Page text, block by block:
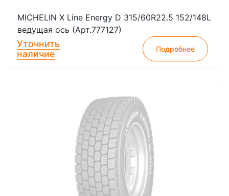
MICHELIN X Line Energy D 315/60R22.5 152/148L
ведущая ось (Арт.777127)
Уточнить
наличие
Подробнее